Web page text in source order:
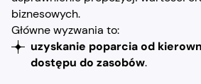
biznesowych.
Główne wyzwania to:
uzyskanie poparcia od
dostępu do zasobów.